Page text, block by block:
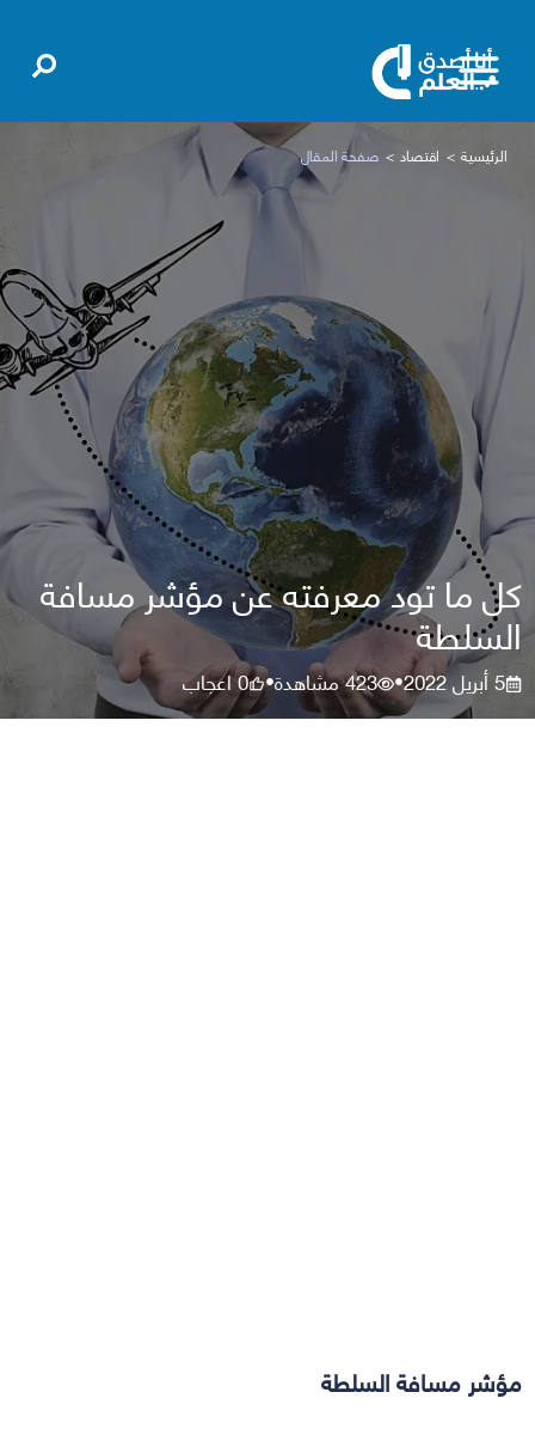
الرئيسية اقتصاد صفحة المقال
كل ما تود معرفته عن مؤشر مسافة
السلطة
5 أبريل 2022 •
423مشاهدة•
0اعجاب
مؤشر مسافة السلطة